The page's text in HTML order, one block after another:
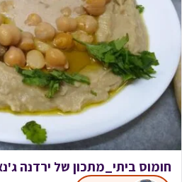
חומוס ביתי_מתכון של ירדנה